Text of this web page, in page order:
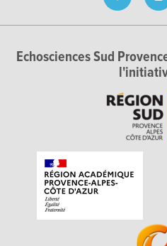
Echosciences Sud